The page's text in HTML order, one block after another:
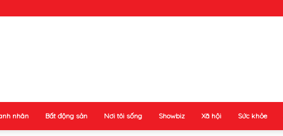
nhân Bất động sản Nơi tôi sống Showbiz Xã hội Sức khỏe